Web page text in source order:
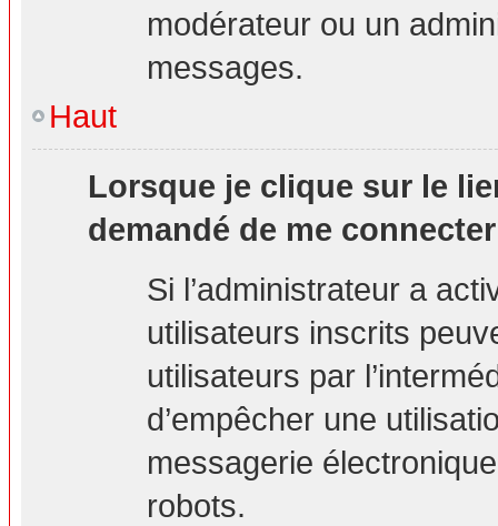
modérateur ou un
messages.
Haut
Lorsque je clique sur le
demandé de me
Si l’administrateur a
utilisateurs inscrits
utilisateurs par
d’empêcher une
messagerie
robots.